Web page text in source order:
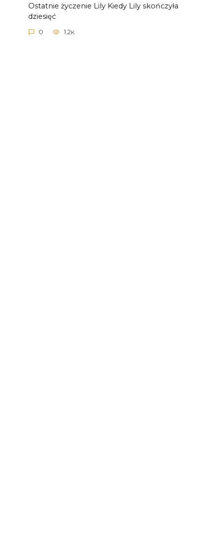
Ostatnie życzenie Lily Kiedy Lily skończyła
dziesięć
0 1.2к.